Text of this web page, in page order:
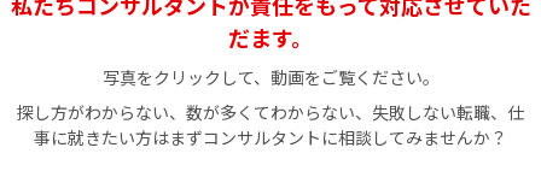
だます。
写真をクリックして、動画をご覧ください。
探し方がわからない、数が多くてわからない、失敗しない転職、仕
事に就きたい方はまずコンサルタントに相談してみませんか？